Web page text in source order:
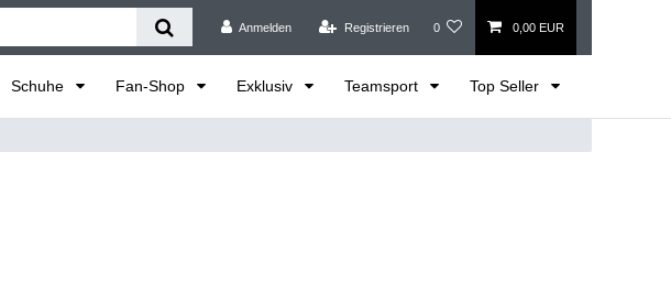
Anmelden Registrieren 0 0,00 EUR
Schuhe Fan-Shop Exklusiv Teamsport Top Seller